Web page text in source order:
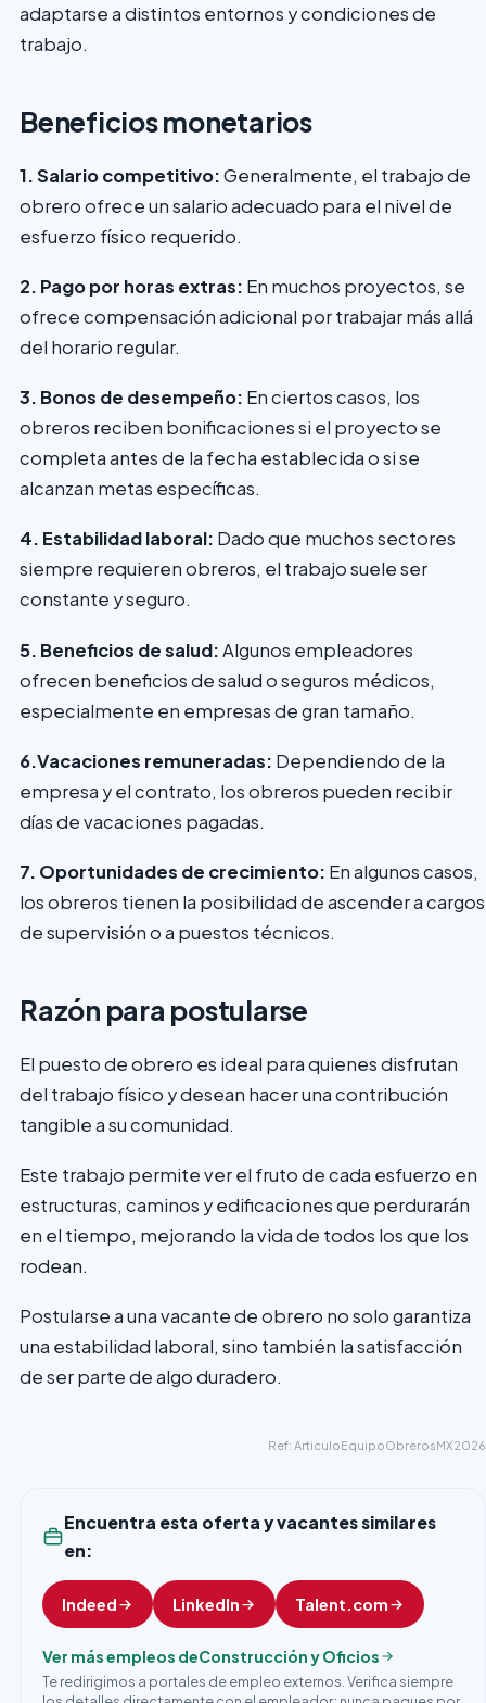
adaptarse a distintos entornos y condiciones de
trabajo.
Beneficios monetarios
1. Salario competitivo:Generalmente, el trabajo de
obrero ofrece un salario adecuado para el nivel de
esfuerzo físico requerido.
2. Pago por horas extras: En muchos proyectos, se
ofrece compensación adicional por trabajar más allá
del horario regular.
3. Bonos de desempeño: En ciertos casos, los
obreros reciben bonificaciones si el proyecto se
completa antes de la fecha establecida o si se
alcanzan metas específicas.
4. Estabilidad laboral: Dado que muchos sectores
siempre requieren obreros, el trabajo suele ser
constante y seguro.
5. Beneficios de salud:Algunos empleadores
ofrecen beneficios de salud o seguros médicos,
especialmente en empresas de gran tamaño.
6.Vacaciones remuneradas: Dependiendo de la
empresa y el contrato, los obreros pueden recibir
días de vacaciones pagadas.
7. Oportunidades de crecimiento: En algunos casos,
los obreros tienen la posibilidad de ascender a cargos
de supervisión o a puestos técnicos.
Razón para postularse
El puesto de obrero es ideal para quienes disfrutan
del trabajo físico y desean hacer una contribución
tangible a su comunidad.
Este trabajo permite ver el fruto de cada esfuerzo en
estructuras, caminos y edificaciones que perdurarán
en el tiempo, mejorando la vida de todos los que los
rodean.
Postularse a una vacante de obrero no solo garantiza
una estabilidad laboral, sino también la satisfacción
de ser parte de algo duradero.
Ref: ArticuloEquipoObrerosMX2026
Encuentra esta oferta y vacantes similares
en:
Indeed LinkedIn Talent.com
Ver más empleos deConstrucción y Oficios
Te redirigimos a portales de empleo externos. Verifica siempre